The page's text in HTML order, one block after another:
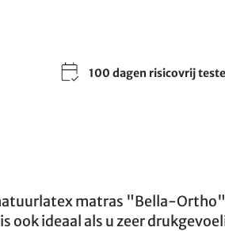
100 dagen risicovrij
matras "Bella-
ook ideaal als u zeer